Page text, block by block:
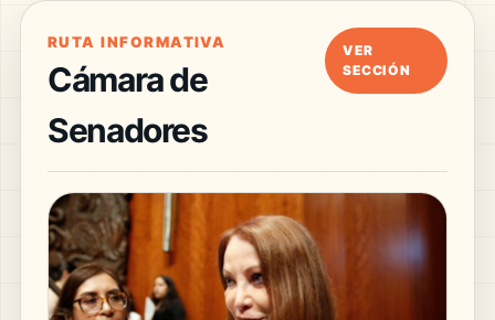
RUTA INFORMATIVA
Cámara de
Senadores
VER
SECCIÓN